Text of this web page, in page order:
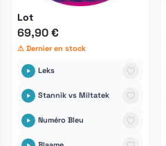
Lot
69,90 €
⚠ Dernier en stock
Leks
Stannik vs Miltatek
Numéro Bleu